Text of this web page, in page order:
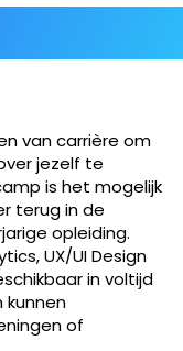
van carrière om
jezelf te
is het mogelijk
terug in de
opleiding.
UX/UI Design
in voltijd
kunnen
of